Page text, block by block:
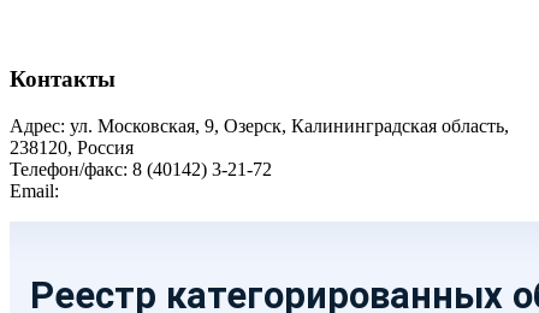
Контакты
Адрес: ул. Московская, 9, Озерск, Калининградская область,
238120, Россия
Телефон/факс: 8 (40142) 3-21-72
Email: